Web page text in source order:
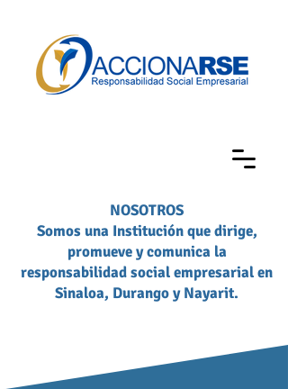
NOSOTROS
Somos una Institución que dirige,
promueve y comunica la
responsabilidad social empresarial en
Sinaloa, Durango y Nayarit.